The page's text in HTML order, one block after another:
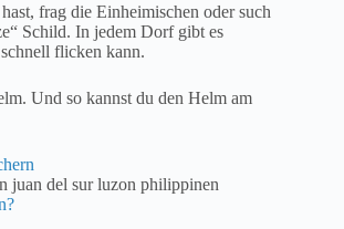
frag die Einheimischen oder such
Schild. In jedem Dorf gibt es
flicken kann.
Und so kannst du den Helm am